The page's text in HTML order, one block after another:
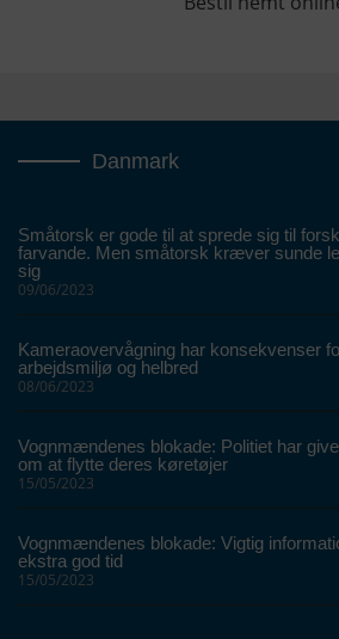
Danmark
Småtorsk er gode til at sprede sig til
farvande. Men småtorsk kræver sunde
sig
09/06/2023
Kameraovervågning har konsekvenser
arbejdsmiljø og helbred
08/06/2023
Vognmændenes blokade: Politiet har
om at flytte deres køretøjer
15/05/2023
Vognmændenes blokade: Vigtig
ekstra god tid
15/05/2023